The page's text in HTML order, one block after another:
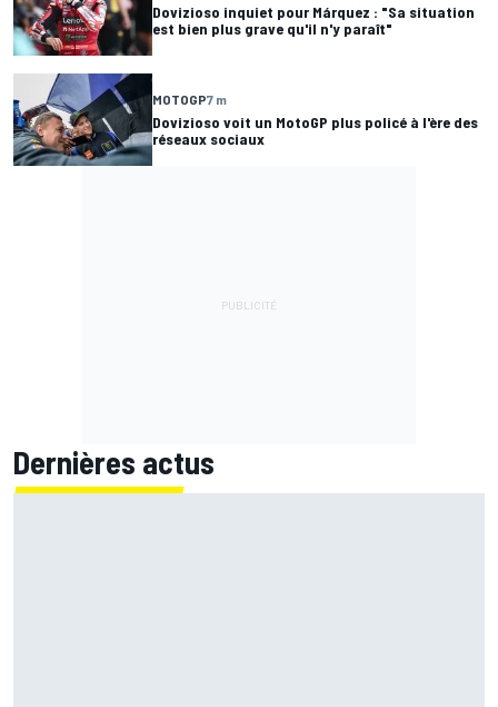
Dovizioso inquiet pour Márquez : "Sa situation
est bien plus grave qu'il n'y paraît"
MOTOGP7 m
Dovizioso voit un MotoGP plus policé à l'ère des
réseaux sociaux
Dernières actus